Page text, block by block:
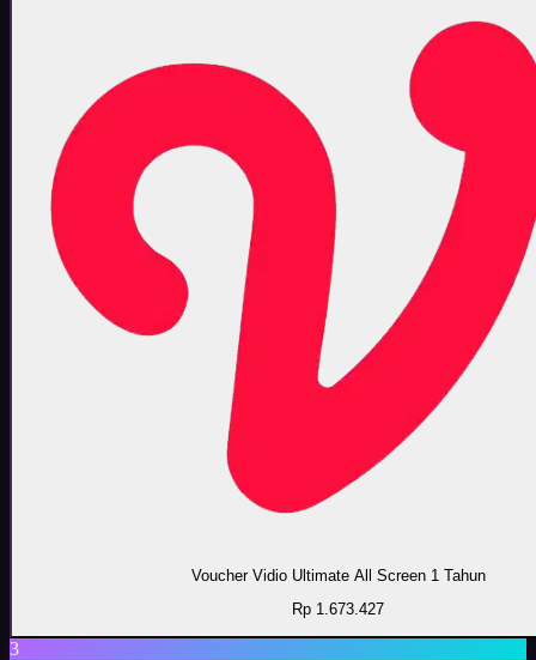
Voucher Vidio Ultimate All Screen 1 Tahun
Rp 1.673.427
3